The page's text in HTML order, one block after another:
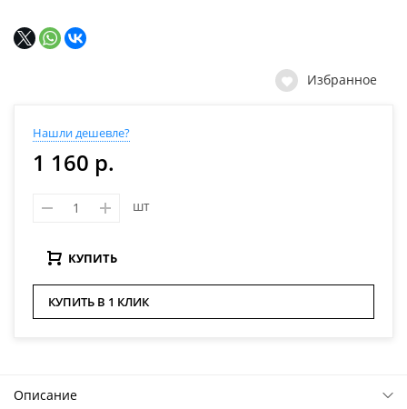
Избранное
Нашли дешевле?
1 160 р.
шт
КУПИТЬ
КУПИТЬ В 1 КЛИК
Описание